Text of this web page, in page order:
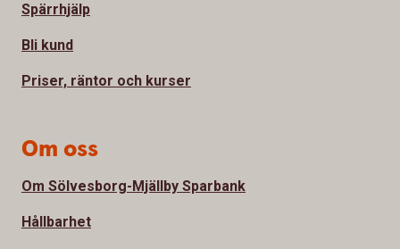
Spärrhjälp
Bli kund
Priser, räntor och kurser
Om oss
Om Sölvesborg-Mjällby Sparbank
Hållbarhet